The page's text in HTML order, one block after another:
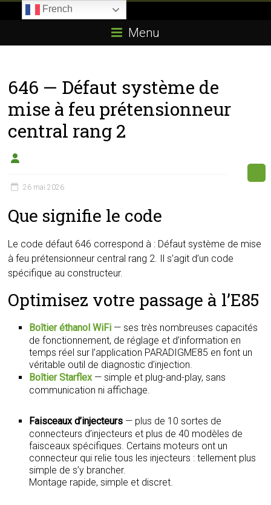
E85.com
passion
boîtier
éthanol
Menu
646 — Défaut système de
mise à feu prétensionneur
central rang 2
26 mai 2026
Que signifie le code
Le code défaut 646 correspond à : Défaut système de mise
à feu prétensionneur central rang 2. Il s’agit d’un code
spécifique au constructeur.
Optimisez votre passage à l’E85
Boîtier éthanol WiFi — ses très nombreuses capacités
de fonctionnement, de réglage et d’information en
temps réel sur l’application PARADIGME85 en font un
véritable outil de diagnostic d’injection.
Boîtier Starflex— simple et plug-and-play, sans
communication ni affichage.
Faisceaux d’injecteurs — plus de 10 sortes de
connecteurs d’injecteurs et plus de 40 modèles de
faisceaux spécifiques. Certains moteurs ont un
connecteur qui relie tous les injecteurs : tellement plus
simple de s’y brancher.
Montage rapide, simple et discret.
French